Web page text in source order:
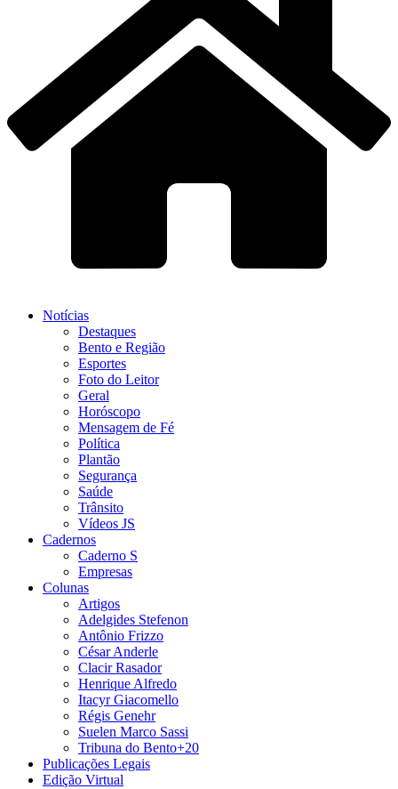
Notícias
Destaques
Bento e Região
Esportes
Foto do Leitor
Geral
Horóscopo
Mensagem de Fé
Política
Plantão
Segurança
Saúde
Trânsito
Vídeos JS
Cadernos
Caderno S
Empresas
Colunas
Artigos
Adelgides Stefenon
Antônio Frizzo
César Anderle
Clacir Rasador
Henrique Alfredo
Itacyr Giacomello
Régis Genehr
Suelen Marco Sassi
Tribuna do Bento+20
Publicações Legais
Edição Virtual